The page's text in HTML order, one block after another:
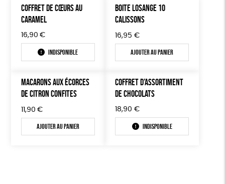
COFFRET DE CŒURS AU
CARAMEL
16,90 €
Indisponible
BOITE LOSANGE 10
CALISSONS
16,95 €
Ajouter au panier
MACARONS AUX ÉCORCES
DE CITRON CONFITES
11,90 €
Ajouter au panier
COFFRET D’ASSORTIMENT
DE CHOCOLATS
18,90 €
Indisponible